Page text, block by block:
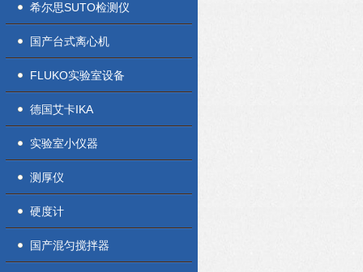
希尔思SUTO检测仪
国产台式离心机
FLUKO实验室设备
德国艾卡IKA
实验室小仪器
测厚仪
硬度计
国产混匀搅拌器